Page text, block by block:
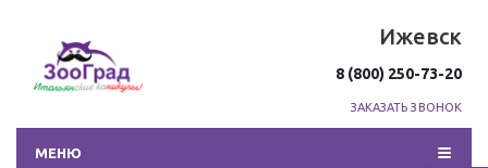
Ижевск
8 (800) 250-73-20
ЗАКАЗАТЬ ЗВОНОК
МЕНЮ